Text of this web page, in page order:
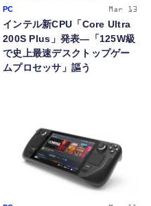
PC Mar 13
インテル新CPU「Core Ultra
200S Plus」発表―「125W級
で史上最速デスクトップゲー
ムプロセッサ」謳う